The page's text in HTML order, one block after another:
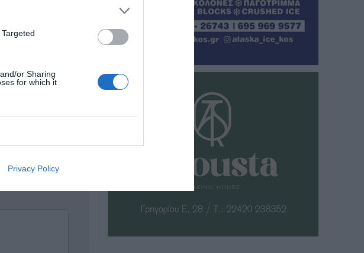
or Sharing
for which it
Privacy Policy